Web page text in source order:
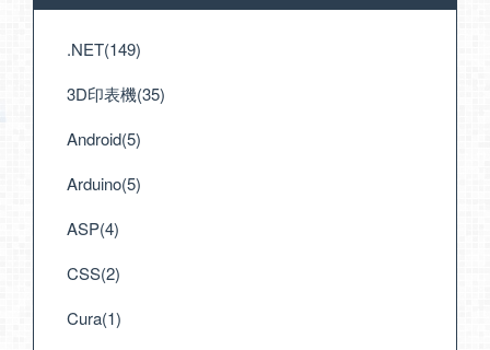
.NET(149)
3D印表機(35)
Android(5)
Arduino(5)
ASP(4)
CSS(2)
Cura(1)